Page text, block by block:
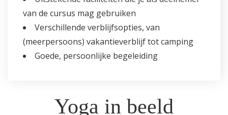
van de cursus mag gebruiken
Verschillende verblijfsopties, van
(meerpersoons) vakantieverblijf tot camping
Goede, persoonlijke begeleiding
Yoga in beeld